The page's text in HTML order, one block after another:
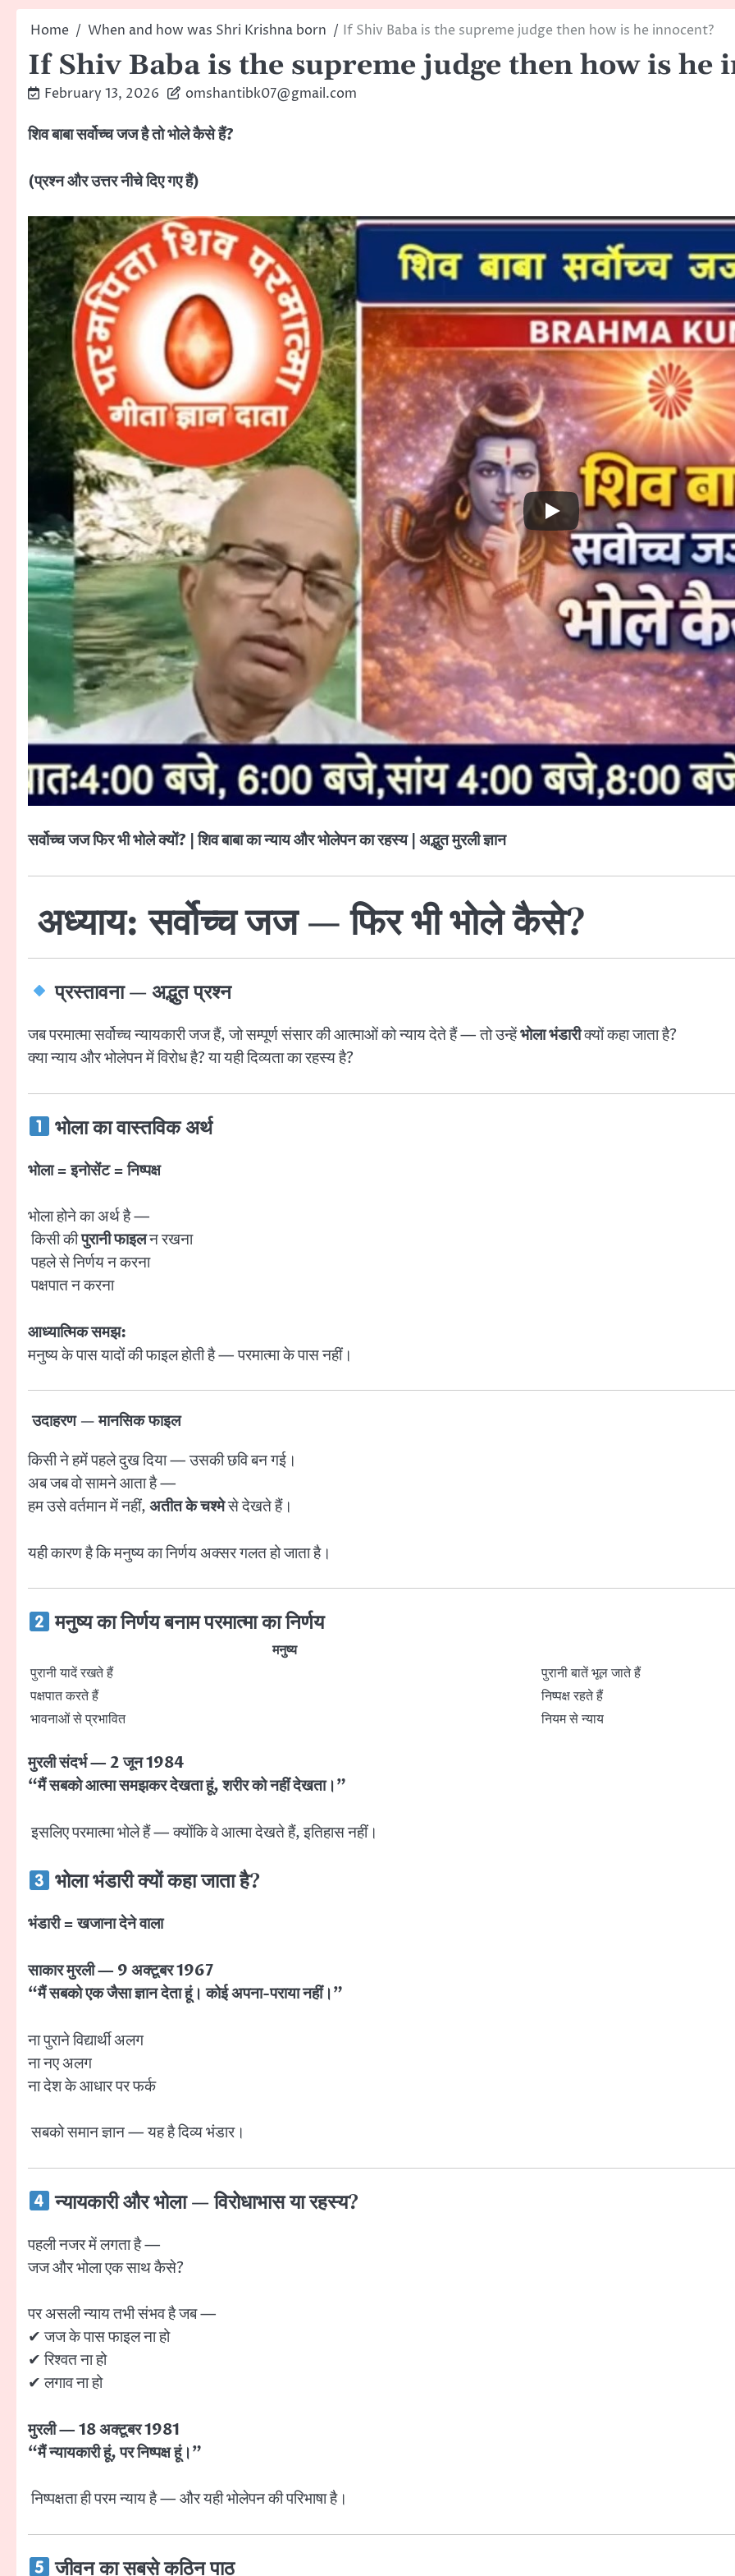
Home When and how was Shri Krishna born If Shiv Baba is the supreme judge then how is he innocent?
If Shiv Baba is the supreme judge then how is he
February 13, 2026 omshantibk07@gmail.com
शिव बाबा सर्वोच्च जज है तो भोले कैसे हैं?
(प्रश्न और उत्तर नीचे दिए गए हैं)
सर्वोच्च जज फिर भी भोले क्यों? | शिव बाबा का न्याय और भोलेपन का रहस्य | अद्भुत मुरली ज्ञान
अध्याय: सर्वोच्च जज — फिर भी भोले कैसे?
प्रस्तावना — अद्भुत प्रश्न
जब परमात्मा सर्वोच्च न्यायकारी जज हैं, जो सम्पूर्ण संसार की आत्माओं को न्याय देते हैं — तो उन्हेंभोला भंडारीक्यों कहा जाता है?
क्या न्याय और भोलेपन में विरोध है? या यही दिव्यता का रहस्य है?
भोला का वास्तविक अर्थ
भोला = इनोसेंट = निष्पक्ष
भोला होने का अर्थ है —
किसी कीपुरानी फाइलन रखना
पहले से निर्णय न करना
पक्षपात न करना
आध्यात्मिक समझ:
मनुष्य के पास यादों की फाइल होती है — परमात्मा के पास नहीं।
उदाहरण — मानसिक फाइल
किसी ने हमें पहले दुख दिया — उसकी छवि बन गई।
अब जब वो सामने आता है —
हम उसे वर्तमान में नहीं,अतीत के चश्मेसे देखते हैं।
यही कारण है कि मनुष्य का निर्णय अक्सर गलत हो जाता है।
मनुष्य का निर्णय बनाम परमात्मा का निर्णय
मनुष्य
पुरानी यादें रखते हैं
पुरानी बातें भूल जाते हैं
पक्षपात करते हैं
निष्पक्ष रहते हैं
भावनाओं से प्रभावित
नियम से न्याय
मुरली संदर्भ — 2 जून 1984
“मैं सबको आत्मा समझकर देखता हूं, शरीर को नहीं देखता।”
इसलिए परमात्मा भोले हैं — क्योंकि वे आत्मा देखते हैं, इतिहास नहीं।
भोला भंडारी क्यों कहा जाता है?
भंडारी = खजाना देने वाला
साकार मुरली — 9 अक्टूबर 1967
“मैं सबको एक जैसा ज्ञान देता हूं। कोई अपना-पराया नहीं।”
ना पुराने विद्यार्थी अलग
ना नए अलग
ना देश के आधार पर फर्क
सबको समान ज्ञान — यह है दिव्य भंडार।
न्यायकारी और भोला — विरोधाभास या रहस्य?
पहली नजर में लगता है —
जज और भोला एक साथ कैसे?
पर असली न्याय तभी संभव है जब —
✔ जज के पास फाइल ना हो
✔ रिश्वत ना हो
✔ लगाव ना हो
मुरली — 18 अक्टूबर 1981
“मैं न्यायकारी हूं, पर निष्पक्ष हूं।”
निष्पक्षता ही परम न्याय है — और यही भोलेपन की परिभाषा है।
जीवन का सबसे कठिन पाठ